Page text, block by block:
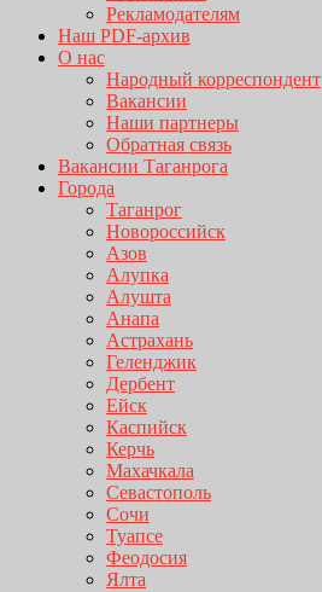
Рекламодателям
Наш PDF-архив
О нас
Народный корреспондент
Вакансии
Наши партнеры
Обратная связь
Вакансии Таганрога
Города
Таганрог
Новороссийск
Азов
Алупка
Алушта
Анапа
Астрахань
Геленджик
Дербент
Ейск
Каспийск
Керчь
Махачкала
Севастополь
Сочи
Туапсе
Феодосия
Ялта